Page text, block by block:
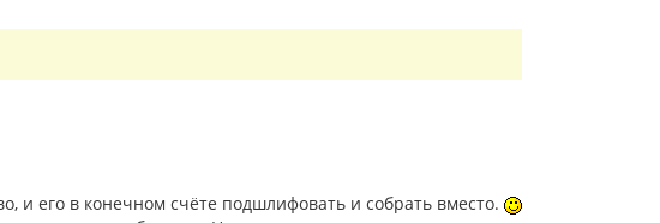
и его в конечном счёте подшлифовать и собрать вместо.